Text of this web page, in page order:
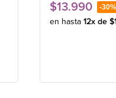
$13.990 -30%
en hasta 12x de $